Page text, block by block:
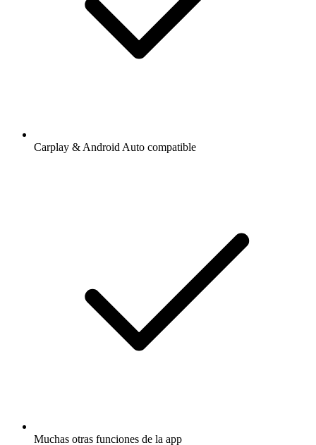
Carplay & Android Auto compatible
Muchas otras funciones de la app